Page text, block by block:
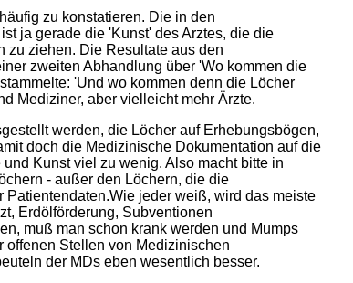
zu konstatieren. Die in den
ja gerade die 'Kunst' des Arztes, die die
zu ziehen. Die Resultate aus den
zweiten Abhandlung über 'Wo kommen die
'Und wo kommen denn die Löcher
Mediziner, aber vielleicht mehr Ärzte.
werden, die Löcher auf Erhebungsbögen,
doch die Medizinische Dokumentation auf die
Kunst viel zu wenig. Also macht bitte in
- außer den Löchern, die die
jeder weiß, wird das meiste
Erdölförderung, Subventionen
muß man schon krank werden und Mumps
offenen Stellen von Medizinischen
der MDs eben wesentlich besser.